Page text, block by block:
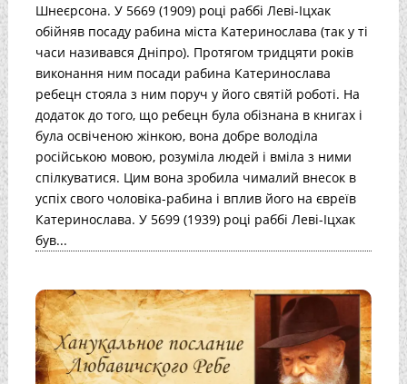
Шнеєрсона. У 5669 (1909) році раббі Леві-Іцхак
обійняв посаду рабина міста Катеринослава (так у ті
часи називався Дніпро). Протягом тридцяти років
виконання ним посади рабина Катеринослава
ребецн стояла з ним поруч у його святій роботі. На
додаток до того, що ребецн була обізнана в книгах і
була освіченою жінкою, вона добре володіла
російською мовою, розуміла людей і вміла з ними
спілкуватися. Цим вона зробила чималий внесок в
успіх свого чоловіка-рабина і вплив його на євреїв
Катеринослава. У 5699 (1939) році раббі Леві-Іцхак
був...